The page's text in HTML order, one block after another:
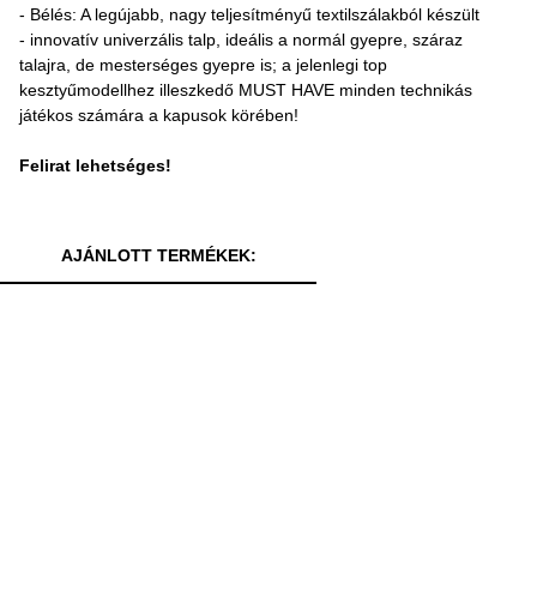
- Bélés: A legújabb, nagy teljesítményű textilszálakból készült
- innovatív univerzális talp, ideális a normál gyepre, száraz
talajra, de mesterséges gyepre is; a jelenlegi top
kesztyűmodellhez illeszkedő MUST HAVE minden technikás
játékos számára a kapusok körében!
Felirat lehetséges!
AJÁNLOTT TERMÉKEK: